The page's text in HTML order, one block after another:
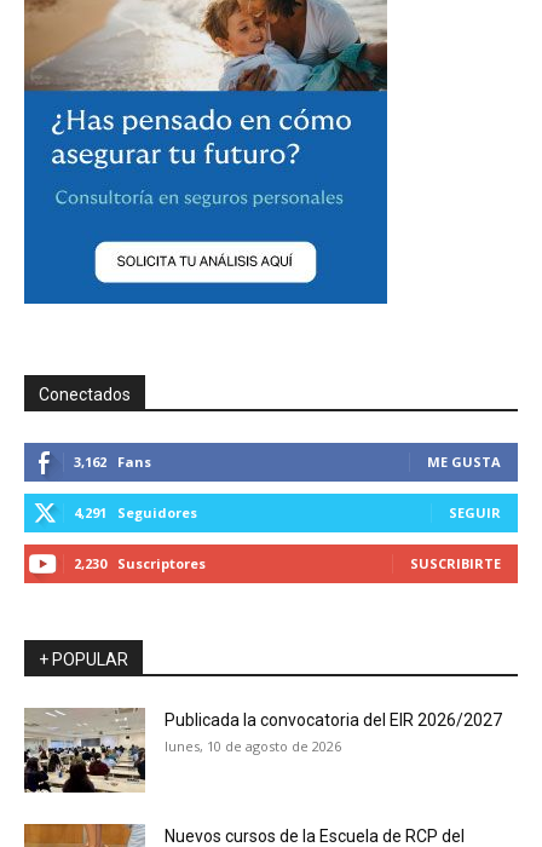
Conectados
3,162 Fans ME GUSTA
4,291 Seguidores SEGUIR
2,230 Suscriptores SUSCRIBIRTE
+ POPULAR
Publicada la convocatoria del EIR 2026/2027
lunes, 10 de agosto de 2026
Nuevos cursos de la Escuela de RCP del